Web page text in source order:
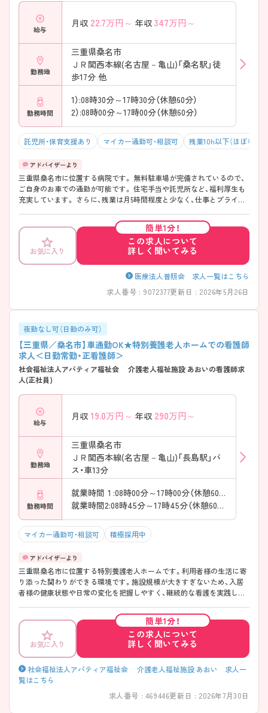
給与
月収 22.7万円～ 年収 347万円～
勤務地
三重県桑名市
ＪＲ関西本線(名古屋－亀山)「桑名駅」徒
歩17分 他
勤務時間
1）:08時30分～17時30分（休憩60分）
2）:08時00分～17時00分（休憩60分）
託児所・保育支援あり マイカー通勤可・相談可 残業10h以下（ほぼなし）
三重県桑名市に位置する病院です。 無料駐車場が完備されているので、
ご自身のお車での通勤が可能です。 住宅手当や託児所など、福利厚生も
充実しています。 さらに、残業は月5時間程度と少なく、仕事とプライベ
のポイントをお伝えしますのでお気軽にお問い合わせくださいませ。
お気に入り
簡単1分！
この求人について
詳しく聞いてみる
医療法人普照会 求人一覧はこちら
求人番号 : 9072377更新日 : 2026年5月26日
夜勤なし可（日勤のみ可）
【三重県／桑名市】車通勤OK★特別養護老人ホームでの看護師
求人＜日勤常勤・正看護師＞
社会福祉法人アパティア福祉会 介護老人福祉施設 あおいの看護師求
人(正社員)
給与
月収 19.0万円～ 年収 290万円～
勤務地
三重県桑名市
ＪＲ関西本線(名古屋－亀山)「長島駅」バ
ス・車13分
勤務時間
就業時間１:08時00分～17時00分（休憩60分）
就業時間2:08時45分～17時45分（休憩60分）
マイカー通勤可・相談可 積極採用中
三重県桑名市に位置する特別養護老人ホームです。利用者様の生活に寄
り添った関わりができる環境です。施設規模が大きすぎないため、入居
者様の健康状態や日常の変化を把握しやすく、継続的な看護を実践しや
の高齢者福祉を支えており、介護職をはじめとする多職種との連携を重
ねながら業務に携わることができます。 ご興味をお持ちの方には詳細の
情報や面接のポイントをお伝えしますのでお気軽にお問い合わせくださ
いませ。
お気に入り
簡単1分！
この求人について
詳しく聞いてみる
社会福祉法人アパティア福祉会 介護老人福祉施設 あおい 求人一
覧はこちら
求人番号 : 469446更新日 : 2026年7月30日